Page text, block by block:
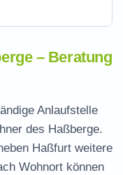
– Beratung
Anlaufstelle
des Haßberge.
Haßfurt weitere
Wohnort können